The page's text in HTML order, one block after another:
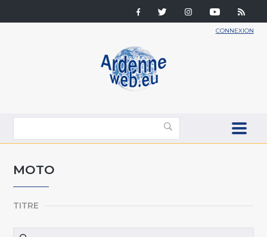
CONNEXION
MOTO
TITRE